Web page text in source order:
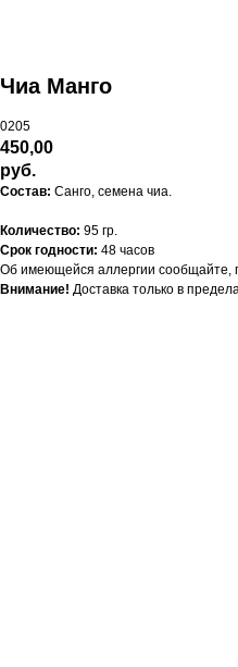
Чиа Манго
0205
450,00
руб.
Состав: Санго, семена чиа.
Количество: 95 гр.
Срок годности: 48 часов
Об имеющейся аллергии сообщайте,
Внимание! Доставка только в